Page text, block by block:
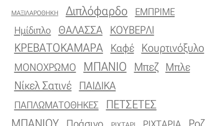
ΜΑΞΙΛΑΡΟΘΗΚΗ Διπλόφαρδο
ΕΜΠΡΙΜΕ
Ημίδιπλο
ΘΑΛΑΣΣΑ ΚΟΥΒΕΡΛΙ
ΚΡΕΒΑΤΟΚΑΜΑΡΑ Καφέ Κουρτινόξυλο
ΜΟΝΟΧΡΩΜΟ ΜΠΑΝΙΟ Μπεζ Μπλε
Νίκελ Σατινέ ΠΑΙΔΙΚΑ
ΠΑΠΛΩΜΑΤΟΘΗΚΕΣ
ΠΕΤΣΕΤΕΣ